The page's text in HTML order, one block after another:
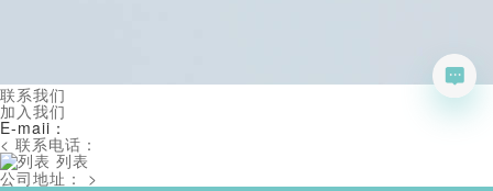
联系我们
加入我们
E-maii：
< 联系电话：
列表
公司地址： >